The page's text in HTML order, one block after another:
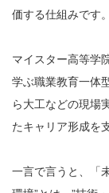
価する仕組みです。
マイスター高等学
学ぶ職業教育一体
ら大工などの現場
たキャリア形成を
一言で言うと、「